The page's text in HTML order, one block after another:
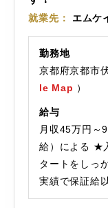
就業先 エムケ
勤務地
京都府京都市
le Map ）
給与
月収45万円
給）による ★
タートをしっ
実績で保証給